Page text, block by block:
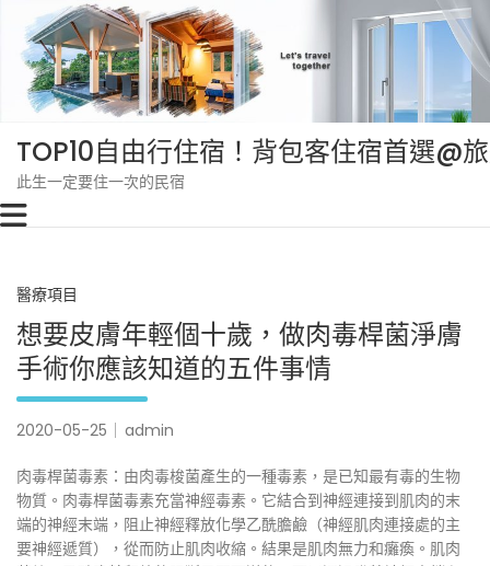
content
TOP10自由行住宿！背包客住宿首選@
此生一定要住一次的民宿
醫療項目
想要皮膚年輕個十歲，做肉毒桿菌淨膚
手術你應該知道的五件事情
2020-05-25 admin
肉毒桿菌毒素：由肉毒梭菌產生的一種毒素，是已知最有毒的生物
物質。肉毒桿菌毒素充當神經毒素。它結合到神經連接到肌肉的末
端的神經末端，阻止神經釋放化學乙酰膽鹼（神經肌肉連接處的主
要神經遞質），從而防止肌肉收縮。結果是肌肉無力和癱瘓。肌肉